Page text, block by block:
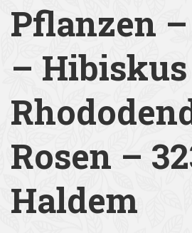
Pflanzen
–
Rosen –
Haldem